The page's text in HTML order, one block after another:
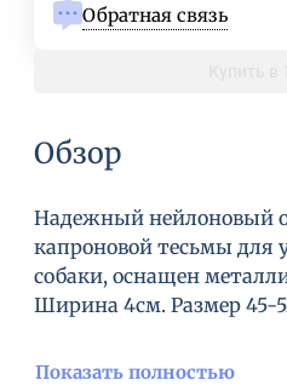
Обратная связь
Обзор
Надежный нейлоновый
капроновой тесьмы для
собаки, оснащен
Ширина 4см. Размер 45-
Показать полностью